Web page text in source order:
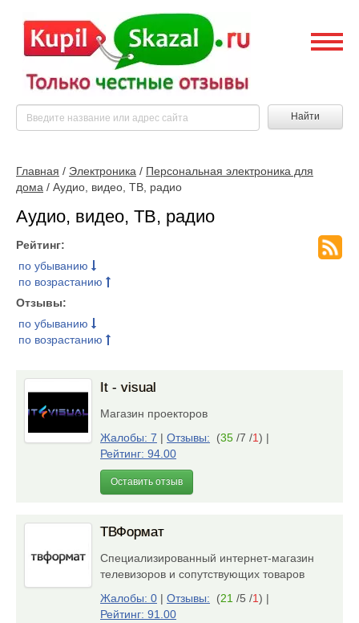
Найти
Главная / Электроника / Персональная электроника для
дома / Аудио, видео, ТВ, радио
Аудио, видео, ТВ, радио
Рейтинг:
по убыванию
по возрастанию
Отзывы:
по убыванию
по возрастанию
It - visual
Магазин проекторов
Жалобы: 7 | Отзывы: (35 /7 /1) |
Рейтинг: 94.00
Оставить отзыв
ТВФормат
Специализированный интернет-магазин
телевизоров и сопутствующих товаров
Жалобы: 0 | Отзывы: (21 /5 /1) |
Рейтинг: 91.00